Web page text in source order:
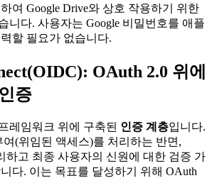
여 Google Drive와 상호 작용하기 위한
니다. 사용자는 Google 비밀번호를 애플
할 필요가 없습니다.
OAuth 2.0 위에
증
레임워크 위에 구축된 인증 계층입니다.
여(위임된 액세스)를 처리하는 반면,
하고 최종 사용자의 신원에 대한 검증 가
다. 이는 목표를 달성하기 위해 OAuth